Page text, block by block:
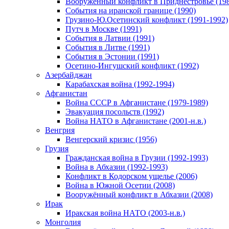
События на иранской границе (1990)
Грузино-Ю.Осетинский конфликт (1991-1992)
Путч в Москве (1991)
События в Латвии (1991)
События в Литве (1991)
События в Эстонии (1991)
Осетино-Ингушский конфликт (1992)
Азербайджан
Карабахская война (1992-1994)
Афганистан
Война СССР в Афганистане (1979-1989)
Эвакуация посольств (1992)
Война НАТО в Афганистане (2001-н.в.)
Венгрия
Венгерский кризис (1956)
Грузия
Гражданская война в Грузии (1992-1993)
Война в Абхазии (1992-1993)
Конфликт в Кодорском ущелье (2006)
Война в Южной Осетии (2008)
Вооружённый конфликт в Абхазии (2008)
Ирак
Иракская война НАТО (2003-н.в.)
Монголия